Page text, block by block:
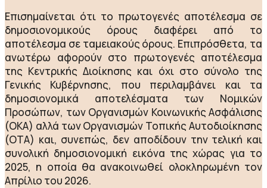
Επισημαίνεται ότι το πρωτογενές αποτέλεσμα σε
δημοσιονομικούς όρους διαφέρει από το
αποτέλεσμα σε ταμειακούς όρους. Επιπρόσθετα, τα
ανωτέρω αφορούν στο πρωτογενές αποτέλεσμα
της Κεντρικής Διοίκησης και όχι στο σύνολο της
Γενικής Κυβέρνησης, που περιλαμβάνει και τα
δημοσιονομικά αποτελέσματα των Νομικών
Προσώπων, των Οργανισμών Κοινωνικής Ασφάλισης
(ΟΚΑ) αλλά των Οργανισμών Τοπικής Αυτοδιοίκησης
(ΟΤΑ) και, συνεπώς, δεν αποδίδουν την τελική και
συνολική δημοσιονομική εικόνα της χώρας για το
2025, η οποία θα ανακοινωθεί ολοκληρωμένη τον
Απρίλιο του 2026.